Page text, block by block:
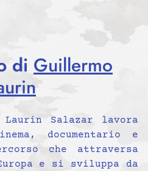
di Guillermo
Laurin Salazar lavora
documentario e
che attraversa
e si sviluppa da